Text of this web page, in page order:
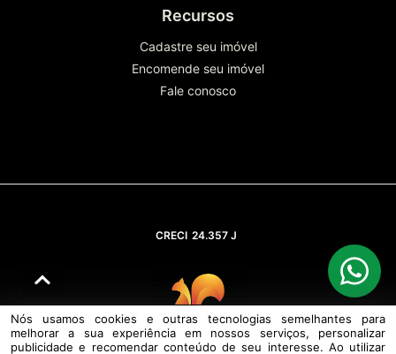
Recursos
Cadastre seu imóvel
Encomende seu imóvel
Fale conosco
CRECI 24.357 J
© DESENVOLVIDO PELAAGIL.NET
Nós usamos cookies e outras tecnologias semelhantes para
melhorar a sua experiência em nossos serviços, personalizar
publicidade e recomendar conteúdo de seu interesse. Ao utilizar